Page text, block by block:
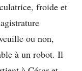
froide et
ou non,
à un robot. Il